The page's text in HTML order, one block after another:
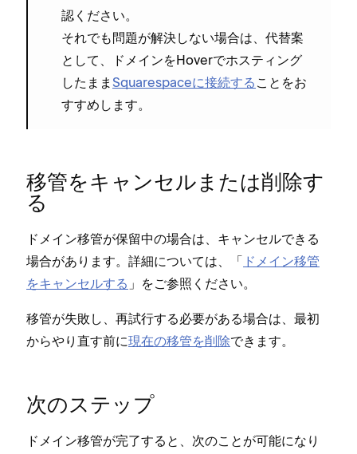
認ください⁠。
それでも問題が解決しない場合は⁠、代替案
として⁠、ドメインをHoverでホステ⁠ィング
したまま Squarespaceに接続する ことをお
すすめします⁠。
移管をキ⁠ャンセルまたは削除す
る
ドメイン移管が保留中の場合は⁠、キ⁠ャンセルできる
場合があります⁠。詳細については⁠、「⁠ ドメイン移管
をキ⁠ャンセルする ⁠」をご参照ください⁠。
移管が失敗し⁠、再試行する必要がある場合は⁠、最初
からやり直す前に現在の移管を削除できます⁠。
次のステ⁠ップ
ドメイン移管が完了すると⁠、次のことが可能になり